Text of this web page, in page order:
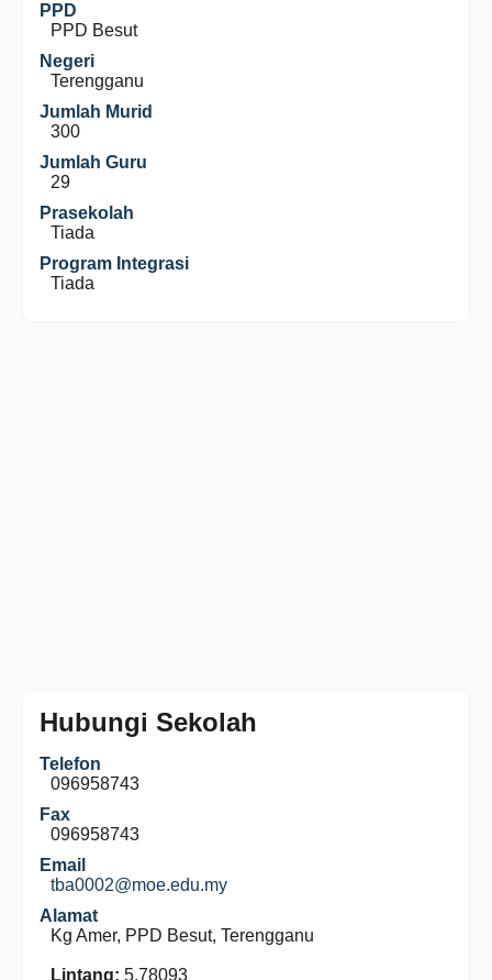
PPD
PPD Besut
Negeri
Terengganu
Jumlah Murid
300
Jumlah Guru
29
Prasekolah
Tiada
Program Integrasi
Tiada
Hubungi Sekolah
Telefon
096958743
Fax
096958743
Email
tba0002@moe.edu.my
Alamat
Kg Amer, PPD Besut, Terengganu
Lintang: 5.78093